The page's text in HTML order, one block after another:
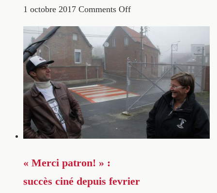
1 octobre 2017 Comments Off
« Merci patron! » :
succès ciné depuis fevrier